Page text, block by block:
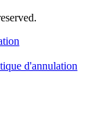
d'annulation